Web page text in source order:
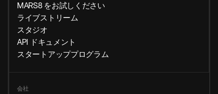
MARS8 をお試しください
ライブストリーム
スタジオ
API ドキュメント
スタートアッププログラム
会社